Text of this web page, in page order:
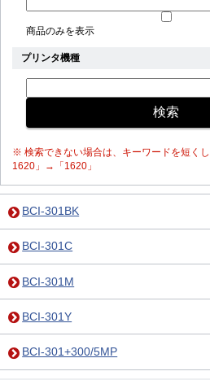
商品のみを表示
プリンタ機種
※ 検索できない場合は、キーワードを短く
1620」→「1620」
BCI-301BK
BCI-301C
BCI-301M
BCI-301Y
BCI-301+300/5MP